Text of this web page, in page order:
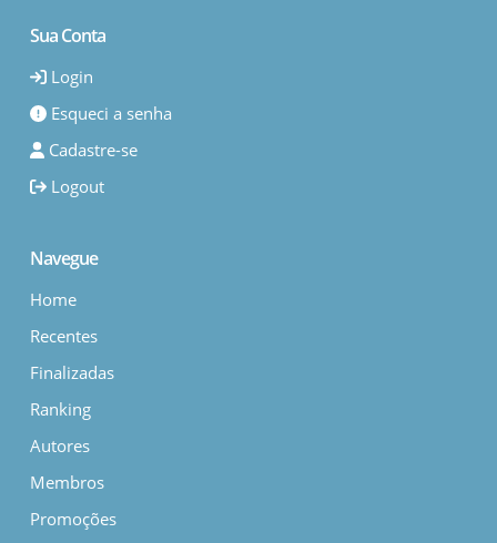
Sua Conta
Login
Esqueci a senha
Cadastre-se
Logout
Navegue
Home
Recentes
Finalizadas
Ranking
Autores
Membros
Promoções